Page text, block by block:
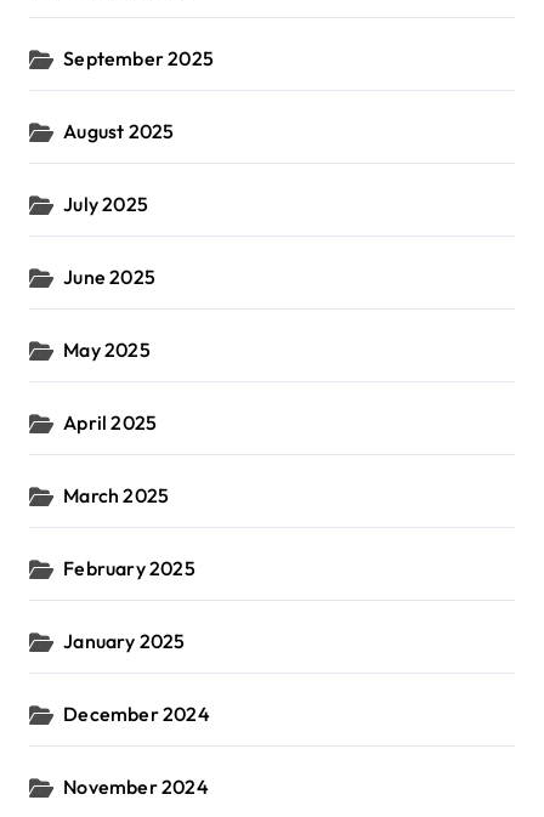
September 2025
August 2025
July 2025
June 2025
May 2025
April 2025
March 2025
February 2025
January 2025
December 2024
November 2024